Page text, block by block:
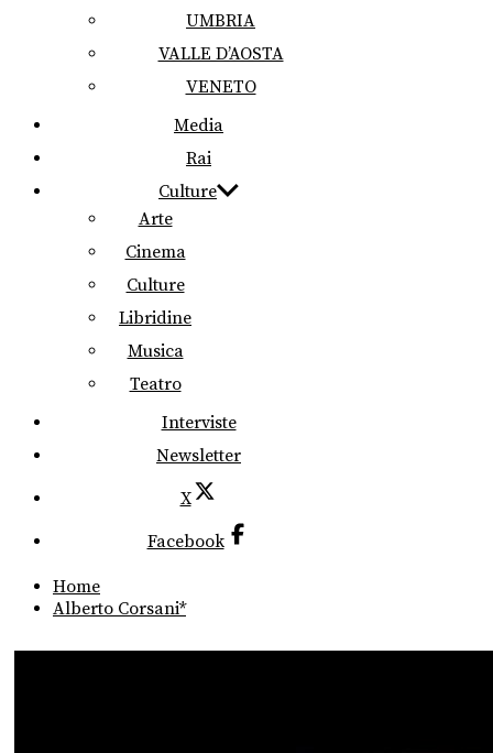
UMBRIA
VALLE D’AOSTA
VENETO
Media
Rai
Culture
Arte
Cinema
Culture
Libridine
Musica
Teatro
Interviste
Newsletter
X
Facebook
Home
Alberto Corsani*